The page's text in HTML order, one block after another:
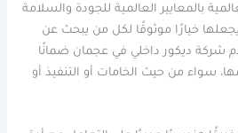
بالمعايير العالمية للجودة والسلامة
خيارًا موثوقًا لكل من يبحث عن
شركة ديكور داخلي في عجمان ضمانًا
سواء من حيث الخامات أو التنفيذ أو